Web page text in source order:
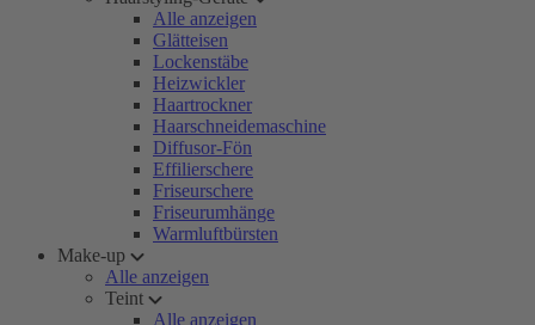
Alle anzeigen
Glätteisen
Lockenstäbe
Heizwickler
Haartrockner
Haarschneidemaschine
Diffusor-Fön
Effilierschere
Friseurschere
Friseurumhänge
Warmluftbürsten
Make-up
Alle anzeigen
Teint
Alle anzeigen